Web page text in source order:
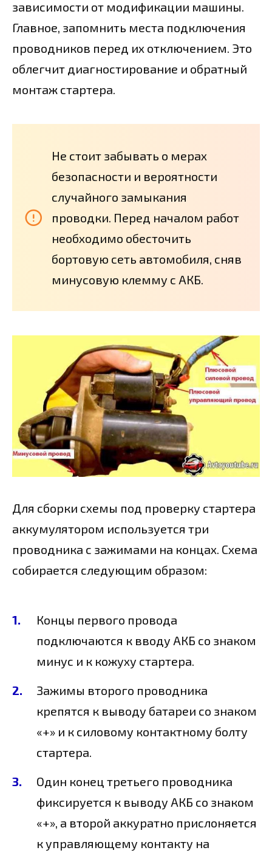
зависимости от модификации машины.
Главное, запомнить места подключения
проводников перед их отключением. Это
облегчит диагностирование и обратный
монтаж стартера.
Не стоит забывать о мерах
безопасности и вероятности
случайного замыкания
проводки. Перед началом работ
необходимо обесточить
бортовую сеть автомобиля, сняв
минусовую клемму с АКБ.
Для сборки схемы под проверку стартера
аккумулятором используется три
проводника с зажимами на концах. Схема
собирается следующим образом:
Концы первого провода
подключаются к вводу АКБ со знаком
минус и к кожуху стартера.
Зажимы второго проводника
крепятся к выводу батареи со знаком
«+» и к силовому контактному болту
стартера.
Один конец третьего проводника
фиксируется к выводу АКБ со знаком
«+», а второй аккуратно прислоняется
к управляющему контакту на